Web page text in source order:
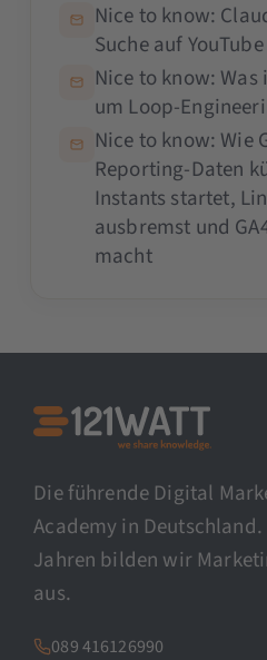
Nice to know:
Suche auf YouTube
Nice to know:
um Loop-
Nice to know: Wie
Reporting-Daten
Instants startet,
ausbremst und
macht
Die führende Digital
Academy in
Jahren bilden wir
aus.
089 416126990